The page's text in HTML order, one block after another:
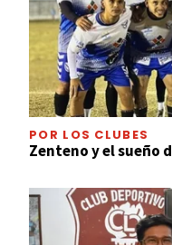
POR LOS CLUBES
Zenteno y el sueño